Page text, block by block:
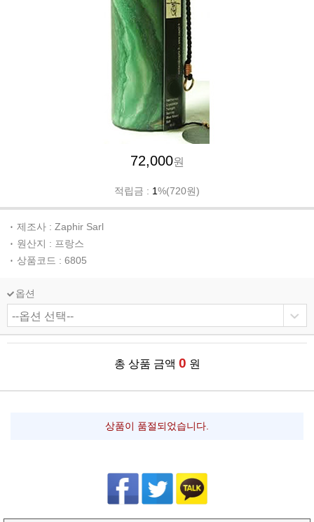
72,000원
적립금 : 1%(720원)
제조사 : Zaphir Sarl
원산지 : 프랑스
상품코드 : 6805
옵션
총 상품 금액 0 원
상품이 품절되었습니다.